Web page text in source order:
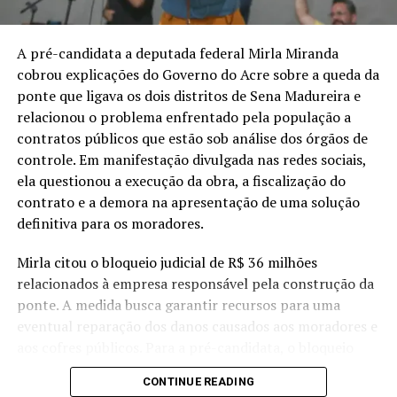
melhor caminho para o Acre”,
declarou.
Nicolau Cândido da Silva Júnior nasceu em Cruzeiro do
Sul, em 8 de setembro de 1984. Bacharel em Direito pela
Universidade Nilton Lins, de Manaus, e empresário,
iniciou sua caminhada eleitoral em 2010, quando
disputou pela primeira vez uma cadeira na Aleac.
Recebeu 3.208 votos, mas não foi eleito.
primeiro mandato. Nas eleições de 2014, recebeu 3.827
votos e, aos 30 anos, tornou-se um dos parlamentares
mais jovens daquela legislatura. Tomou posse em
fevereiro de 2015, levando para a Assembleia uma
demais municípios do Juruá.
A pré-candidata a deputada federal Mirla Miranda
cobrou explicações do Governo do Acre sobre a queda da
ponte que ligava os dois distritos de Sena Madureira e
relacionou o problema enfrentado pela população a
contratos públicos que estão sob análise dos órgãos de
controle. Em manifestação divulgada nas redes sociais,
ela questionou a execução da obra, a fiscalização do
contrato e a demora na apresentação de uma solução
definitiva para os moradores.
Mirla citou o bloqueio judicial de R$ 36 milhões
relacionados à empresa responsável pela construção da
ponte. A medida busca garantir recursos para uma
eventual reparação dos danos causados aos moradores e
reforça a necessidade de esclarecer como a obra foi
contratada, executada e fiscalizada.
CONTINUE READING